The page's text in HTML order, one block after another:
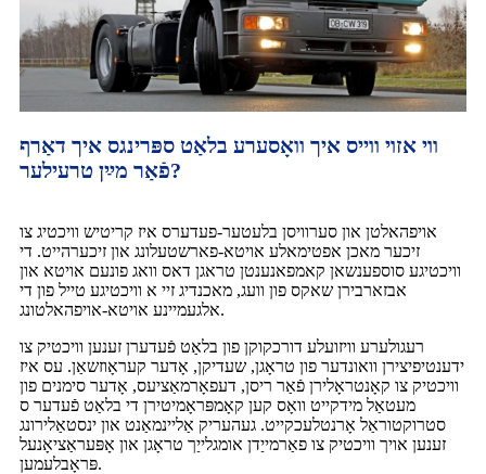
ווי אזוי ווייס איך וואָסערע בלאַט ספּרינגס איך דאַרף
פֿאַר מײַן טרעילער?
אויפהאלטן און סערוויסן בלעטער-פעדערס איז קריטיש וויכטיג צו
זיכער מאכן אפטימאלע אויטא-פארשטעלונג און זיכערהייט. די
וויכטיגע סוספענשאן קאמפאנענטן טראגן דאס וואג פונעם אויטא און
אבזארבירן שאקס פון וועג, מאכנדיג זיי א וויכטיגע טייל פון די
אלגעמיינע אויטא-אויפהאלטונג.
רעגולערע וויזועלע דורכקוקן פון בלאַט פֿעדערן זענען וויכטיק צו
ידענטיפיצירן וואונדער פון טראָגן, שעדיקן, אָדער קעראָוזשאַן. עס איז
וויכטיק צו קאָנטראָלירן פֿאַר ריסן, דעפאָרמאַציעס, אָדער סימנים פון
מעטאַל מידקייט וואָס קען קאָמפּראָמיטירן די בלאַט פֿעדער ס
סטרוקטוראַל אָרנטלעכקייט. געהעריק אַליינמאַנט און ינסטאַלירונג
זענען אויך וויכטיק צו פאַרמייַדן אומגלייַך טראָגן און אָפּעראַציאָנעל
פּראָבלעמען.